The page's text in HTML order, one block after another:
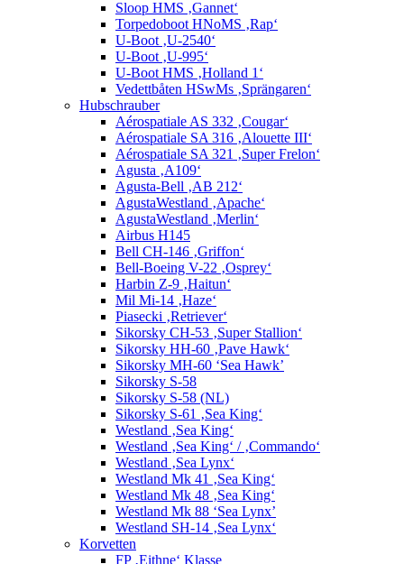
Sloop HMS ‚Gannet‘
Torpedoboot HNoMS ‚Rap‘
U-Boot ‚U-2540‘
U-Boot ‚U-995‘
U-Boot HMS ‚Holland 1‘
Vedettbåten HSwMs ‚Sprängaren‘
Hubschrauber
Aérospatiale AS 332 ‚Cougar‘
Aérospatiale SA 316 ‚Alouette III‘
Aérospatiale SA 321 ‚Super Frelon‘
Agusta ‚A109‘
Agusta-Bell ‚AB 212‘
AgustaWestland ‚Apache‘
AgustaWestland ‚Merlin‘
Airbus H145
Bell CH-146 ‚Griffon‘
Bell-Boeing V-22 ‚Osprey‘
Harbin Z-9 ‚Haitun‘
Mil Mi-14 ‚Haze‘
Piasecki ‚Retriever‘
Sikorsky CH-53 ‚Super Stallion‘
Sikorsky HH-60 ‚Pave Hawk‘
Sikorsky MH-60 ‘Sea Hawk’
Sikorsky S-58
Sikorsky S-58 (NL)
Sikorsky S-61 ‚Sea King‘
Westland ‚Sea King‘
Westland ‚Sea King‘ / ‚Commando‘
Westland ‚Sea Lynx‘
Westland Mk 41 ‚Sea King‘
Westland Mk 48 ‚Sea King‘
Westland Mk 88 ‘Sea Lynx’
Westland SH-14 ‚Sea Lynx‘
Korvetten
FP ‚Eithne‘ Klasse